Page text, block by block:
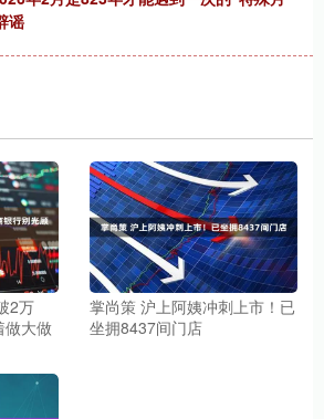
谣
2万
做大做
掌尚策 沪上阿姨冲刺上市！已
坐拥8437间门店